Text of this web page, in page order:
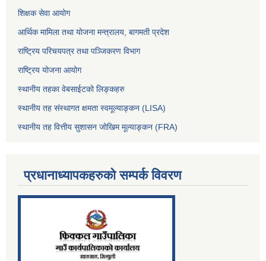
शिक्षक सेवा आयोग
आर्थिक मामिला तथा योजना मन्त्रालय, बागमती प्रदेश
राष्ट्रिय परिचयपत्र तथा पञ्जिकरण विभाग
राष्ट्रिय योजना आयोग
स्थानीय तहका वेबसाईटको लिङ्कहरु
स्थानीय तह संस्थागत क्षमता स्वमूल्याङ्कन (LISA)
स्थानीय तह वित्तीय सुशासन जोखिम मूल्याङ्कन (FRA)
प्रधानाध्यापकहरुको सम्पर्क विवरण